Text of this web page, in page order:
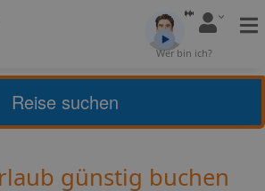
Wer bin ich?
Frankreich Toulon
4,16(25) Bewerten
günstig buchen
Reise suchen